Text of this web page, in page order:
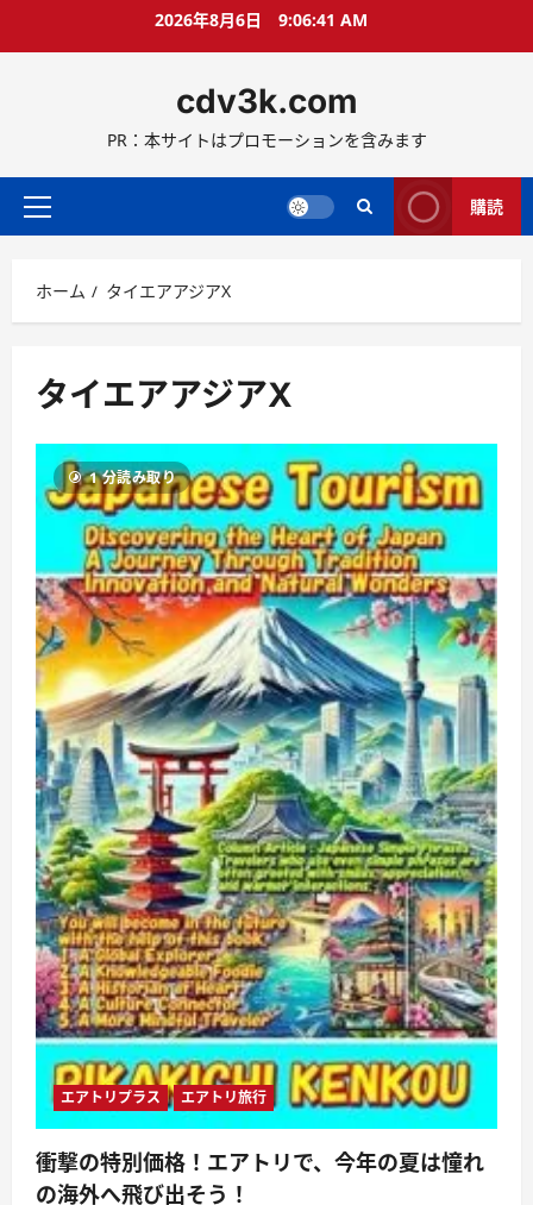
ス
ッ
2026年8月6日 9:06:41 AM
cdv3k.com
PR：本サイトはプロモーションを含みます
メ
メ
ニ
ー
購読
ホーム タイエアアジアX
タイエアアジアX
1 分読み取り
エアトリプラス エアトリ旅行
衝撃の特別価格！エアトリで、今年の夏は憧れ
の海外へ飛び出そう！